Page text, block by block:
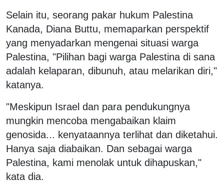
Selain itu, seorang pakar hukum Palestina
Kanada, Diana Buttu, memaparkan perspektif
yang menyadarkan mengenai situasi warga
Palestina, "Pilihan bagi warga Palestina di sana
adalah kelaparan, dibunuh, atau melarikan diri,"
katanya.
"Meskipun Israel dan para pendukungnya
mungkin mencoba mengabaikan klaim
genosida... kenyataannya terlihat dan diketahui.
Hanya saja diabaikan. Dan sebagai warga
Palestina, kami menolak untuk dihapuskan,"
kata dia.